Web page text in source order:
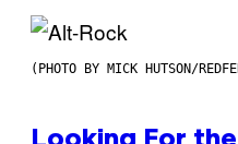
(PHOTO BY MICK HUTSON/